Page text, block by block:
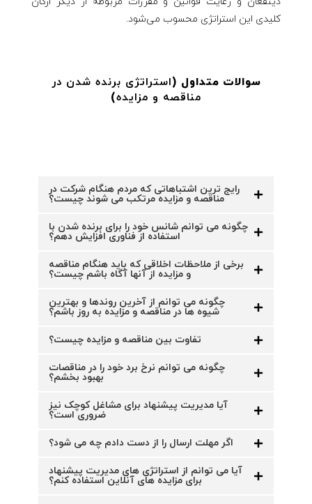
کلیدی این استراتژی محسوب می‌شود.
سوالات متداول (استراتژی برنده شدن در
مناقصه و مزایده)
رایج ترین اشتباهاتی که مردم هنگام شرکت در
مناقصه و مزایده مرتکب می شوند چیست؟
چگونه می توانم شانس خود را برای برنده شدن با
استفاده از فناوری افزایش دهم؟
برخی از ملاحظات اخلاقی که باید هنگام مناقصه
و مزایده از آنها آگاه باشم چیست؟
چگونه می توانم از آخرین روندها و بهترین
شیوه ها در مناقصه و مزایده به روز باشم؟
تفاوت بین مناقصه و مزایده چیست؟
چگونه می توانم نرخ برد خود را در مناقصات
بهبود بخشم؟
آیا مدیریت پیشنهاد برای مشاغل کوچک نیز
ضروری است؟
اگر مهلت ارسال را از دست دادم چه می شود؟
آیا می توانم از استراتژی های مدیریت پیشنهاد
برای مزایده های آنلاین استفاده کنم؟